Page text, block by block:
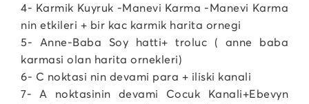
4- Karmik Kuyruk -Manevi Karma -Manevi Karma
nin etkileri + bir kac karmik harita ornegi
5- Anne-Baba Soy hatti+ troluc ( anne baba
karmasi olan harita ornekleri)
6- C noktasi nin devami para + iliski kanali
7- A noktasinin devami Cocuk Kanali+Ebevyn